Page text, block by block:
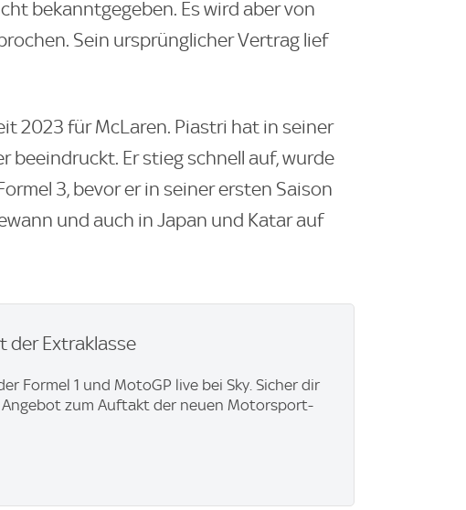
bekanntgegeben. Es wird aber von
Sein ursprünglicher Vertrag lief
2023 für McLaren. Piastri hat in seiner
beeindruckt. Er stieg schnell auf, wurde
3, bevor er in seiner ersten Saison
und auch in Japan und Katar auf
der Extraklasse
Formel 1 und MotoGP live bei Sky. Sicher dir
Angebot zum Auftakt der neuen Motorsport-